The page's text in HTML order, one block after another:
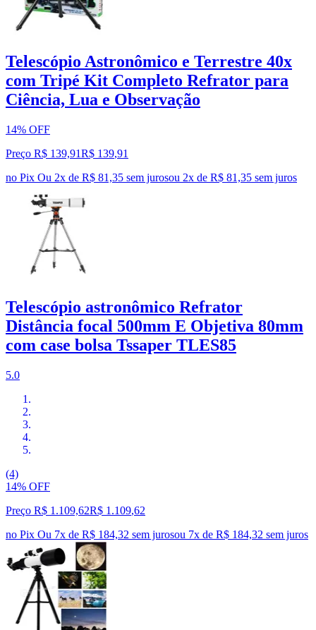
Telescópio Astronômico e Terrestre 40x
com Tripé Kit Completo Refrator para
Ciência, Lua e Observação
14% OFF
Preço R$ 139,91R$ 139,91
no Pix Ou 2x de R$ 81,35 sem jurosou 2x de R$ 81,35 sem juros
Telescópio astronômico Refrator
Distância focal 500mm E Objetiva 80mm
com case bolsa Tssaper TLES85
5.0
(4)
14% OFF
Preço R$ 1.109,62R$ 1.109,62
no Pix Ou 7x de R$ 184,32 sem jurosou 7x de R$ 184,32 sem juros